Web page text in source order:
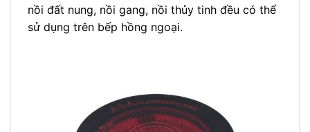
nồi đất nung, nồi gang, nồi thủy tinh đều có thể
sử dụng trên bếp hồng ngoại.